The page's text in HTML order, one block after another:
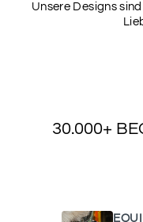
13
Unsere Designs
30.000+